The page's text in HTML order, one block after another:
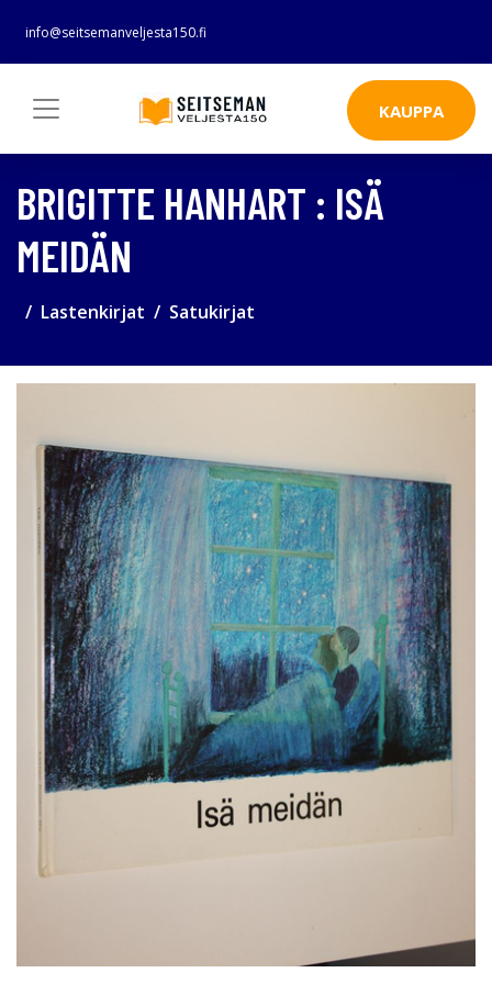
info@seitsemanveljesta150.fi
KAUPPA
BRIGITTE HANHART : ISÄ
MEIDÄN
Lastenkirjat Satukirjat